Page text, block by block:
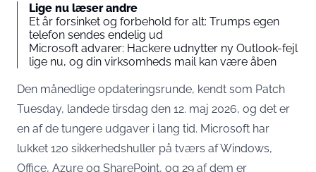
Lige nu læser andre
Et år forsinket og forbehold for alt: Trumps egen
telefon sendes endelig ud
Microsoft advarer: Hackere udnytter ny Outlook-fejl
lige nu, og din virksomheds mail kan være åben
Den månedlige opdateringsrunde, kendt som Patch
Tuesday, landede tirsdag den 12. maj 2026, og det er
en af de tungere udgaver i lang tid. Microsoft har
lukket 120 sikkerhedshuller på tværs af Windows,
Office, Azure og SharePoint, og 29 af dem er